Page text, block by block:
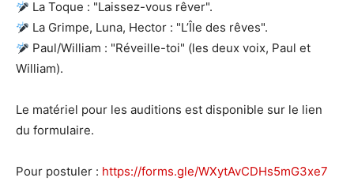
La Toque : "Laissez-vous rêver".
La Grimpe, Luna, Hector : "L’Île des rêves".
Paul/William : "Réveille-toi" (les deux voix, Paul et
William).
Le matériel pour les auditions est disponible sur le lien
du formulaire.
Pour postuler : https://forms.gle/WXytAvCDHs5mG3xe7